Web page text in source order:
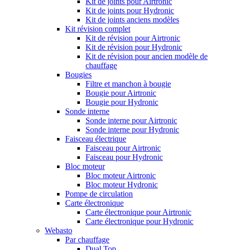
Kit de joints pour Hydronic
Kit de joints anciens modèles
Kit révision complet
Kit de révision pour Airtronic
Kit de révision pour Hydronic
Kit de révision pour ancien modèle de
chauffage
Bougies
Filtre et manchon à bougie
Bougie pour Airtronic
Bougie pour Hydronic
Sonde interne
Sonde interne pour Airtronic
Sonde interne pour Hydronic
Faisceau électrique
Faisceau pour Airtronic
Faisceau pour Hydronic
Bloc moteur
Bloc moteur Airtronic
Bloc moteur Hydronic
Pompe de circulation
Carte électronique
Carte électronique pour Airtronic
Carte électronique pour Hydronic
Webasto
Par chauffage